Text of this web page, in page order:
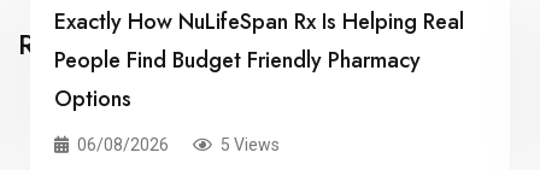
Related Posts
Exactly How NuLifeSpan Rx Is Helping Real
People Find Budget Friendly Pharmacy
Options
06/08/2026 5 Views